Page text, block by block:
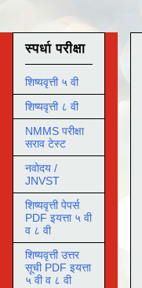
स्पर्धा परीक्षा
शिष्यवृत्ती ५ वी
शिष्यवृत्ती ८ वी
NMMS परीक्षा
सराव टेस्ट
नवोदय /
JNVST
शिष्यवृत्ती पेपर्स
PDF इयत्ता ५ वी
व ८ वी
शिष्यवृत्ती उत्तर
सूची PDF इयत्ता
५ वी व ८ वी